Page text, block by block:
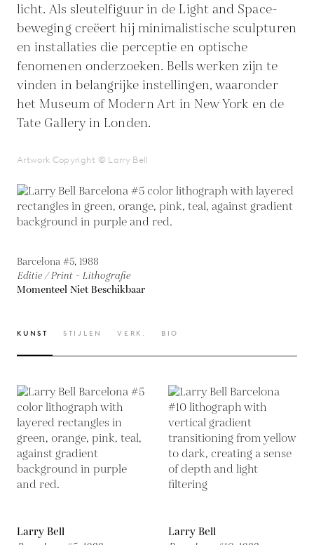
Barcelona #5, 1988
Editie / Print - Lithografie
Momenteel Niet Beschikbaar
licht. Als sleutelfiguur in de Light and Space-
beweging creëert hij minimalistische sculpturen
en installaties die perceptie en optische
fenomenen onderzoeken. Bells werken zijn te
vinden in belangrijke instellingen, waaronder
het Museum of Modern Art in New York en de
Tate Gallery in Londen.
Artwork Copyright © Larry Bell
KUNST STIJLEN VERK. BIO
Larry Bell
Larry Bell